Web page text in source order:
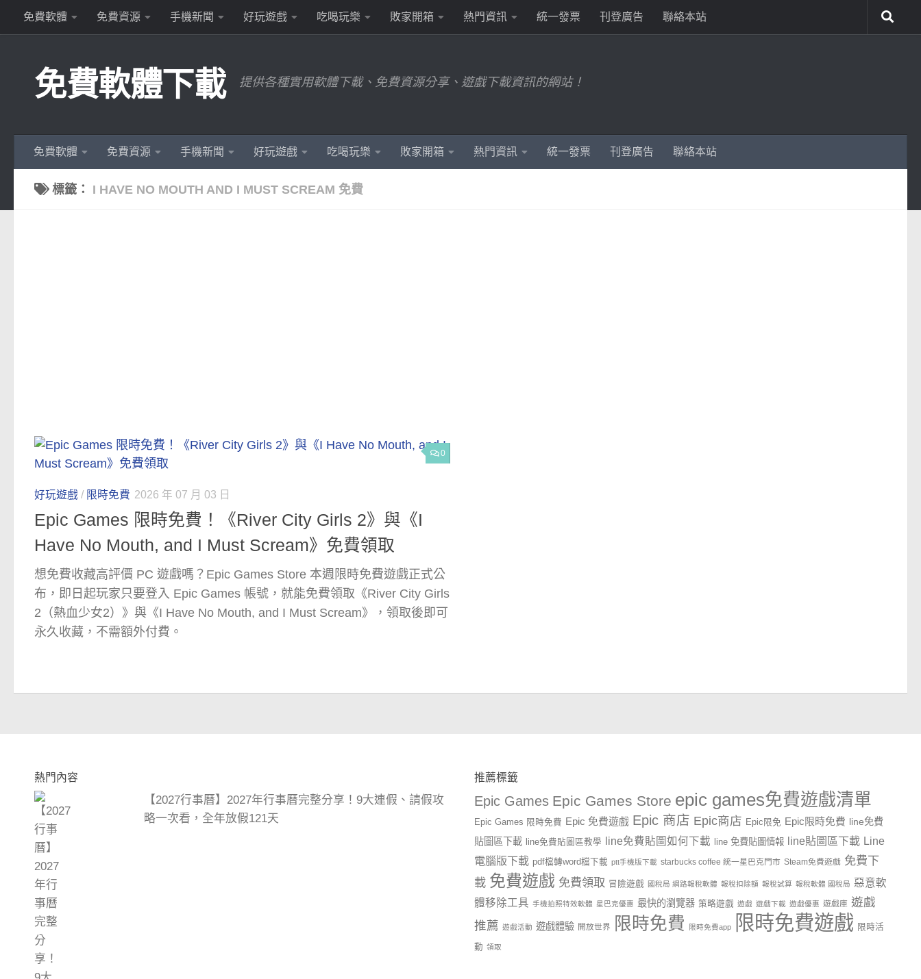
Skip to content
免費軟體 免費資源 手機新聞 好玩遊戲 吃喝玩樂 敗家開箱 熱門資訊 統一發票 刊登廣告 聯絡本站
免費軟體下載 提供各種實用軟體下載、免費資源分享、遊戲下載資訊的網站！
免費軟體 免費資源 手機新聞 好玩遊戲 吃喝玩樂 敗家開箱 熱門資訊 統一發票 刊登廣告 聯絡本站
標籤： I HAVE NO MOUTH AND I MUST SCREAM 免費
0
好玩遊戲 / 限時免費 2026 年 07 月 03 日
Epic Games 限時免費！《River City Girls 2》與《I
Have No Mouth, and I Must Scream》免費領取
想免費收藏高評價 PC 遊戲嗎？Epic Games Store 本週限時免費遊戲正式公
布，即日起玩家只要登入 Epic Games 帳號，就能免費領取《River City Girls
2（熱血少女2）》與《I Have No Mouth, and I Must Scream》，領取後即可
永久收藏，不需額外付費。
熱門內容
【2027行事曆】2027年行事曆完整分享！9大連假、請假攻
略一次看，全年放假121天
推薦標籤
Epic Games Epic Games Store epic games免費遊戲清單
Epic Games 限時免費 Epic 免費遊戲 Epic 商店 Epic商店 Epic限免 Epic限時免費 line免費
貼圖區下載
line免費貼圖區教學 line免費貼圖如何下載 line 免費貼圖情報 line貼圖區下載 Line
電腦版下載 pdf檔轉word檔下載 ptt手機版下載 starbucks coffee 統一星巴克門市 Steam免費遊戲 免費下
載 免費遊戲 免費領取 冒險遊戲 國稅局 網路報稅軟體 報稅扣除額 報稅試算 報稅軟體 國稅局 惡意軟
體移除工具 手機拍照特效軟體 星巴克優惠 最快的瀏覽器 策略遊戲 遊戲 遊戲下載 遊戲優惠 遊戲庫 遊戲
推薦 遊戲活動 遊戲體驗 開放世界 限時免費 限時免費app 限時免費遊戲 限時活
動 領取